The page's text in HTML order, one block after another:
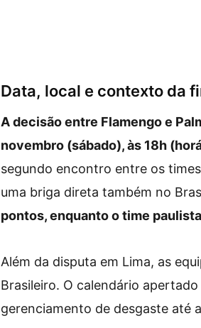
Data, local e contexto da
A decisão entre Flamengo e
novembro (sábado), às 18h
segundo encontro entre os
uma briga direta também no
pontos, enquanto o time
Além da disputa em Lima, as
Brasileiro. O calendário
gerenciamento de desgaste até